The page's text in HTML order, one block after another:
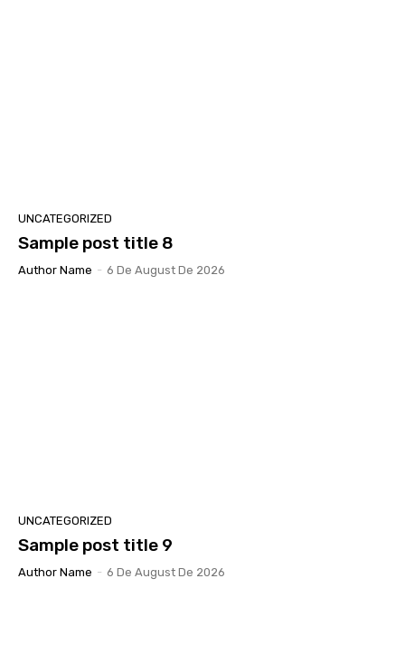
UNCATEGORIZED
Sample post title 8
Author Name - 6 De August De 2026
UNCATEGORIZED
Sample post title 9
Author Name - 6 De August De 2026